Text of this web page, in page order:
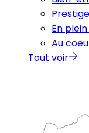
Prestige
En
Au
Tout voir